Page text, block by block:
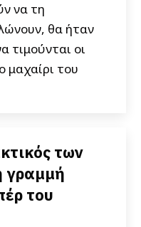
να τη
θα ήταν
τιμούνται οι
μαχαίρι του
των
γραμμή
του